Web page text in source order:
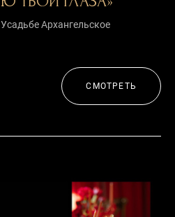
Архангельское
СМОТРЕТЬ